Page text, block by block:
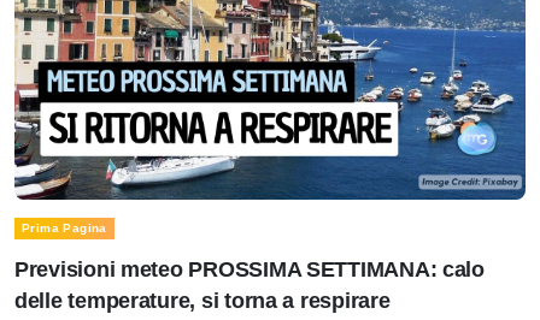
Prima Pagina
Previsioni meteo PROSSIMA SETTIMANA: calo
delle temperature, si torna a respirare